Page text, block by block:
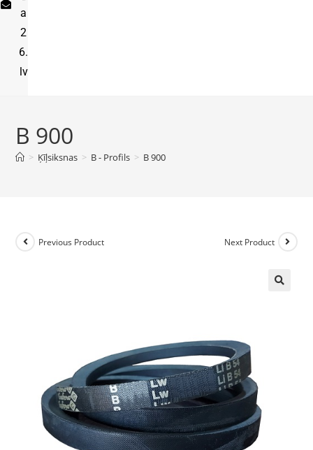
a
2
6.
lv
B 900
> Ķīļsiksnas > B - Profils > B 900
Previous Product Next Product